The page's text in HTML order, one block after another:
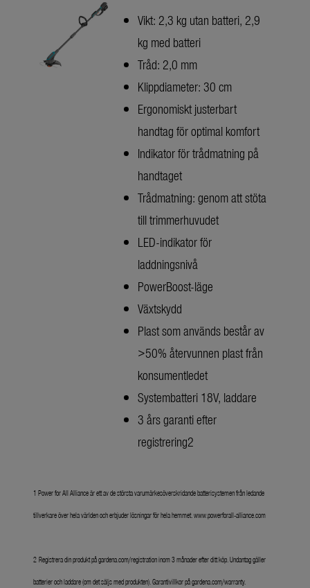
Vikt: 2,3 kg utan batteri, 2,9
kg med batteri
Tråd: 2,0 mm
Klippdiameter: 30 cm
Ergonomiskt justerbart
handtag för optimal komfort
Indikator för trådmatning på
handtaget
Trådmatning: genom att stöta
till trimmerhuvudet
LED-indikator för
laddningsnivå
PowerBoost-läge
Växtskydd
Plast som används består av
>50% återvunnen plast från
konsumentledet
Systembatteri 18V, laddare
3 års garanti efter
registrering2
1 Power for All Alliance är ett av de största varumärkesöverskridande batterisystemen från ledande
tillverkare över hela världen och erbjuder lösningar för hela hemmet.www.powerforall-alliance.com
2 Registrera din produkt pågardena.com/registrationinom 3 månader efter ditt köp. Undantag gäller
batterier och laddare (om det säljs med produkten). Garantivillkor pågardena.com/warranty.